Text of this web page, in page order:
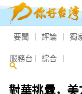
要聞 評論 獨
服務台 綜合
對華挑釁，